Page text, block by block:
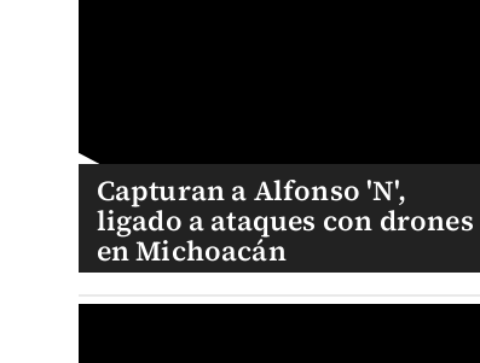
Capturan a Alfonso 'N',
ligado a ataques con drones
en Michoacán